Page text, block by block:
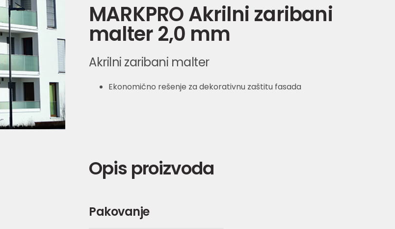
MARKPRO Akrilni zaribani
malter 2,0 mm
Akrilni zaribani malter
Ekonomično rešenje za dekorativnu zaštitu fasada
Opis proizvoda
Pakovanje